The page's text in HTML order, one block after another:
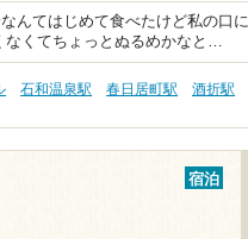
んてはじめて食べたけど私の口に
くてちょっとぬるめかなと…
石和温泉駅 春日居町駅
酒折駅
宿泊